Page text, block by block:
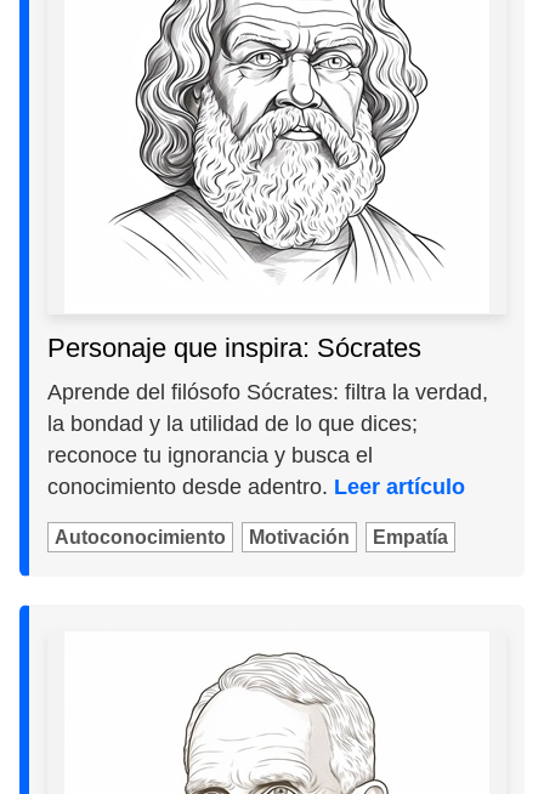
Personaje que inspira: Sócrates
Aprende del filósofo Sócrates: filtra la verdad,
la bondad y la utilidad de lo que dices;
reconoce tu ignorancia y busca el
conocimiento desde adentro. Leer artículo
Autoconocimiento Motivación Empatía